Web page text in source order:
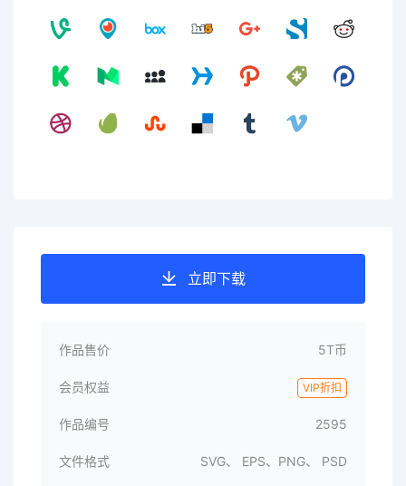
立即下载
作品售价 5T币
会员权益 VIP折扣
作品编号 2595
文件格式 SVG、 EPS、PNG、 PSD